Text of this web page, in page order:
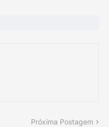
Próxima Postagem